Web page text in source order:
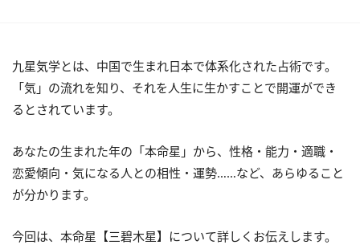
九星気学とは、中国で生まれ日本で体系化された占術です。
「気」の流れを知り、それを人生に生かすことで開運ができ
るとされています。
あなたの生まれた年の「本命星」から、性格・能力・適職・
恋愛傾向・気になる人との相性・運勢……など、あらゆること
が分かります。
今回は、本命星【三碧木星】について詳しくお伝えします。